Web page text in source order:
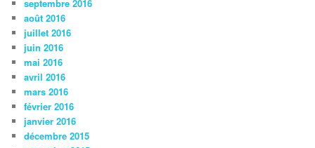
septembre 2016
août 2016
juillet 2016
juin 2016
mai 2016
avril 2016
mars 2016
février 2016
janvier 2016
décembre 2015